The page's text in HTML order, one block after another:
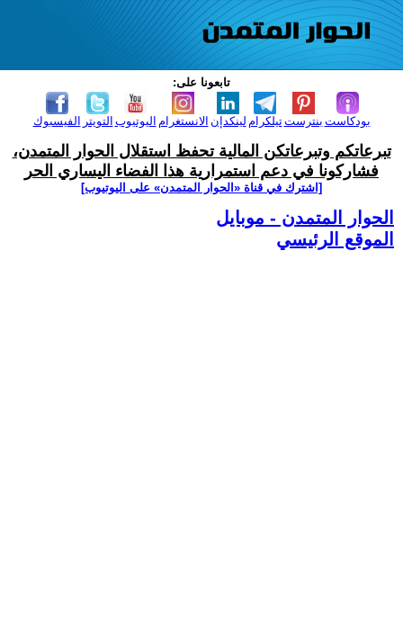
تابعونا على:
الفيسبوك التويتر اليوتيوب الانستغرام لينكدإن تيلكرامبنترست بودكاست
تبرعاتكم وتبرعاتكن المالية تحفظ استقلال الحوار المتمدن،
فشاركونا في دعم استمرارية هذا الفضاء اليساري الحر
[اشترك في قناة ‫«الحوار المتمدن» على اليوتيوب]
الحوار المتمدن - موبايل
الموقع الرئيسي